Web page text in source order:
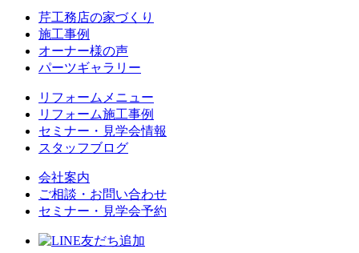
芹工務店の家づくり
施工事例
オーナー様の声
パーツギャラリー
リフォームメニュー
リフォーム施工事例
セミナー・見学会情報
スタッフブログ
会社案内
ご相談・お問い合わせ
セミナー・見学会予約